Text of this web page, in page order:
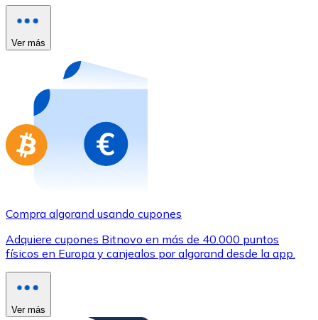
Nuevo
Compra tarjetas regalo de tus marcas favoritas con
Ir a la tienda de tarjetas regalo
Ver más
Compra algorand usando cupones
Adquiere cupones Bitnovo en más de 40.000 puntos
físicos en Europa y canjealos por algorand desde la app.
Ver más